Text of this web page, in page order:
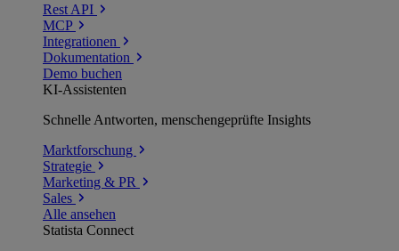
Rest API
MCP
Integrationen
Dokumentation
Demo buchen
KI-Assistenten
Schnelle Antworten, menschengeprüfte Insights
Marktforschung
Strategie
Marketing & PR
Sales
Alle ansehen
Statista Connect